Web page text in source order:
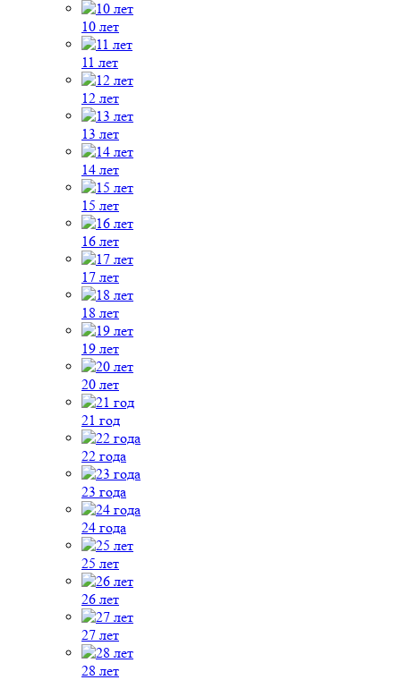
10 лет
11 лет
12 лет
13 лет
14 лет
15 лет
16 лет
17 лет
18 лет
19 лет
20 лет
21 год
22 года
23 года
24 года
25 лет
26 лет
27 лет
28 лет